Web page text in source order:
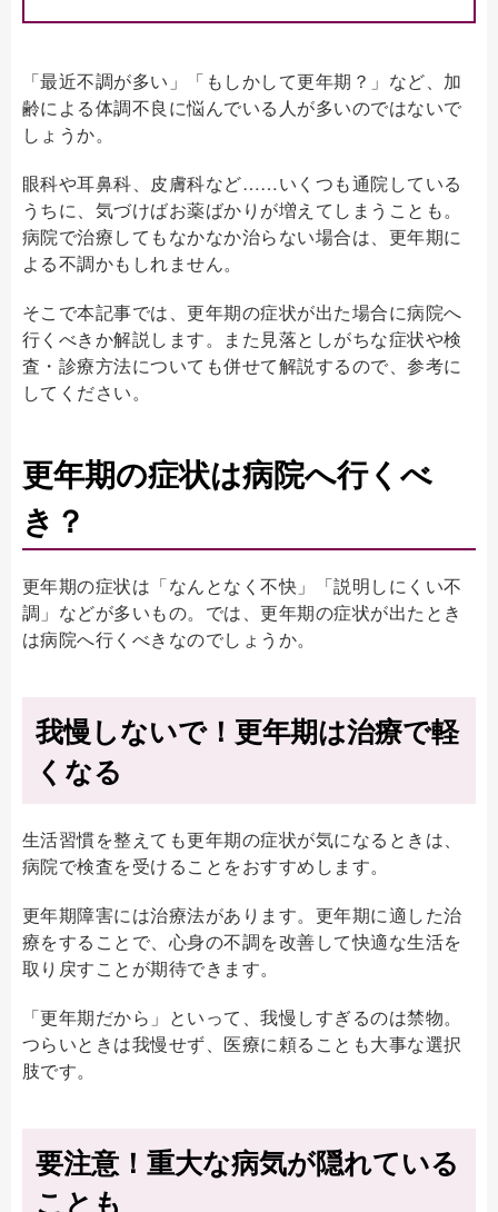
「最近不調が多い」「もしかして更年期？」など、加
齢による体調不良に悩んでいる人が多いのではないで
しょうか。
眼科や耳鼻科、皮膚科など……いくつも通院している
うちに、気づけばお薬ばかりが増えてしまうことも。
病院で治療してもなかなか治らない場合は、更年期に
よる不調かもしれません。
そこで本記事では、更年期の症状が出た場合に病院へ
行くべきか解説します。また見落としがちな症状や検
査・診療方法についても併せて解説するので、参考に
してください。
更年期の症状は病院へ行くべ
き？
更年期の症状は「なんとなく不快」「説明しにくい不
調」などが多いもの。では、更年期の症状が出たとき
は病院へ行くべきなのでしょうか。
我慢しないで！更年期は治療で軽
くなる
生活習慣を整えても更年期の症状が気になるときは、
病院で検査を受けることをおすすめします。
更年期障害には治療法があります。更年期に適した治
療をすることで、心身の不調を改善して快適な生活を
取り戻すことが期待できます。
「更年期だから」といって、我慢しすぎるのは禁物。
つらいときは我慢せず、医療に頼ることも大事な選択
肢です。
要注意！重大な病気が隠れている
ことも